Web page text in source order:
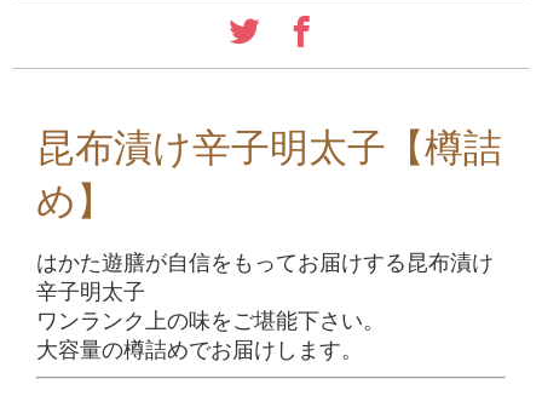
昆布漬け辛子明太子【樽詰
め】
はかた遊膳が自信をもってお届けする昆布漬け
辛子明太子
ワンランク上の味をご堪能下さい。
大容量の樽詰めでお届けします。